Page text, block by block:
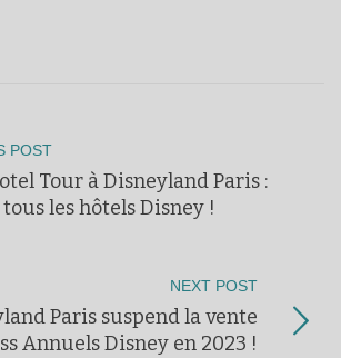
POST
Tour à Disneyland Paris :
les hôtels Disney !
NEXT POST
Paris suspend la vente
Annuels Disney en 2023 !